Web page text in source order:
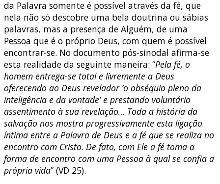
da Palavra somente é possível através da fé, que
nela não só descobre uma bela doutrina ou sábias
palavras, mas a presença de Alguém, de uma
Pessoa que é o próprio Deus, com quem é possível
encontrar-se. No documento pós-sinodal afirma-se
esta realidade da seguinte maneira: “Pela fé, o
homem entrega-se total e livremente a Deus
oferecendo ao Deus revelador ‘o obséquio pleno da
inteligência e da vontade’ e prestando voluntário
assentimento à sua revelação… Toda a história da
salvação nos mostra progressivamente esta ligação
íntima entre a Palavra de Deus e a fé que se realiza no
encontro com Cristo. De fato, com Ele a fé toma a
forma de encontro com uma Pessoa à qual se confia a
própria vida” (VD 25).